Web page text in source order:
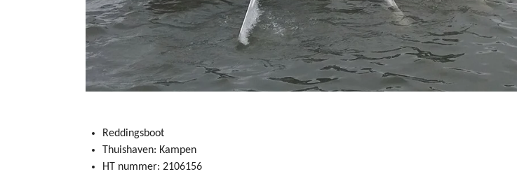
Reddingsboot
Thuishaven: Kampen
HT nummer: 2106156